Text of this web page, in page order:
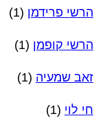
הרשי פרידמן (1)
הרשי קופמן (1)
זאב שמעיה (1)
חי לוי (1)